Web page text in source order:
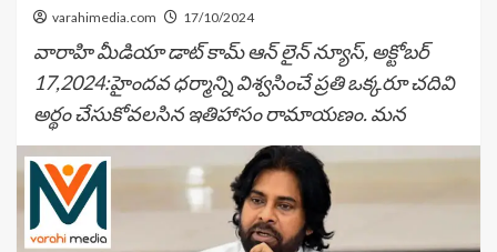
varahimedia.com 17/10/2024
వారాహి మీడియా డాట్ కామ్ ఆన్ లైన్ న్యూస్, అక్టోబర్
17,2024:హైందవ ధర్మాన్ని విశ్వసించే ప్రతి ఒక్కరూ చదివి
అర్థం చేసుకోవలసిన ఇతిహాసం రామాయణం. మన